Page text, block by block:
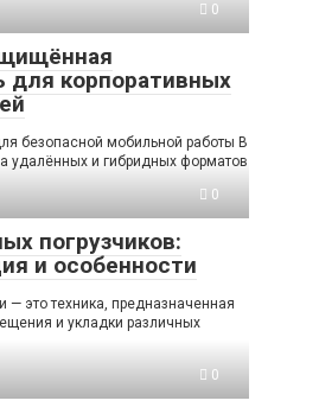
0
для корпоративных
безопасной мобильной работы В
удалённых и гибридных форматов
0
погрузчиков:
и особенности
— это техника, предназначенная
и укладки различных
0